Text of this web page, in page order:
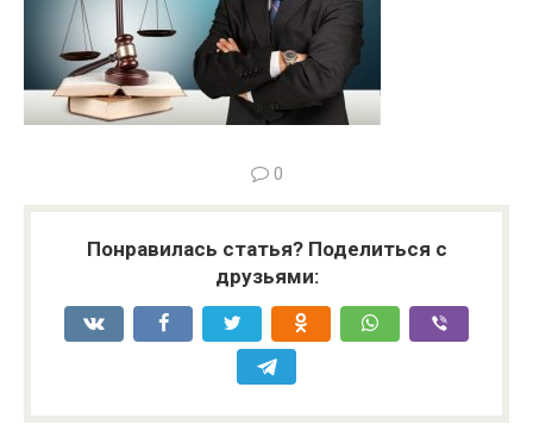
0
Понравилась статья? Поделиться с
друзьями: